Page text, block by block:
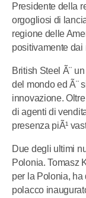
Presidente della
orgogliosi di
regione delle
positivamente dai
British Steel Ã¨
del mondo ed Ã¨
innovazione.
di agenti di
presenza piÃ¹
Due degli ultimi
Polonia. Tomasz
per la Polonia, ha
polacco